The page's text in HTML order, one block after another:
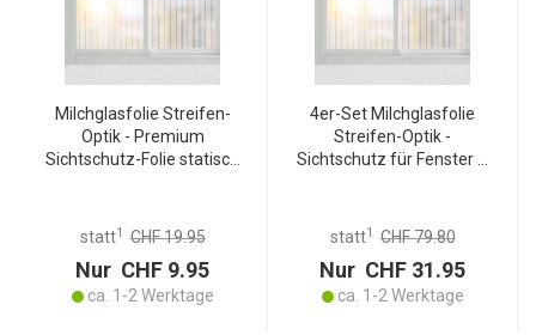
Milchglasfolie Streifen-
Optik - Premium
Sichtschutz-Folie statisch
cm - Wiederverwendbar
statt1 CHF 19.95
Nur CHF 9.95
ca. 1-2 Werktage
4er-Set Milchglasfolie
Streifen-Optik -
Sichtschutz für Fenster &
50x200cm,
zuschneidbar
statt1 CHF 79.80
Nur CHF 31.95
ca. 1-2 Werktage